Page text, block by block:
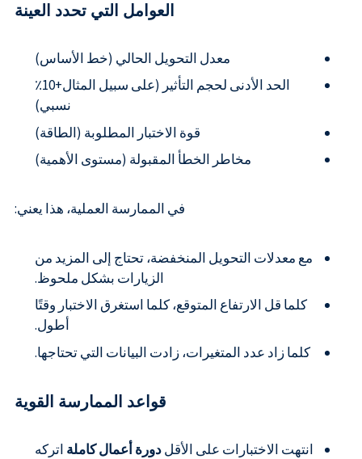
العوامل التي تحدد العينة
معدل التحويل الحالي (خط الأساس)
الحد الأدنى لحجم التأثير (على سبيل المثال+10٪
نسبي)
قوة الاختبار المطلوبة (الطاقة)
مخاطر الخطأ المقبولة (مستوى الأهمية)
في الممارسة العملية، هذا يعني:
مع معدلات التحويل المنخفضة، تحتاج إلى المزيد من
الزيارات بشكل ملحوظ.
كلما قل الارتفاع المتوقع، كلما استغرق الاختبار وقتًا
أطول.
كلما زاد عدد المتغيرات، زادت البيانات التي تحتاجها.
قواعد الممارسة القوية
انتهت الاختبارات على الأقلدورة أعمال كاملة اتركه